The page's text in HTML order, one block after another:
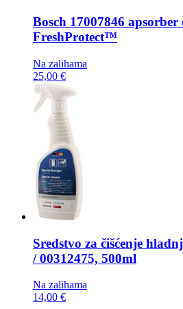
Bosch 17007846 apsorber
FreshProtect™
Na zalihama
25,00 €
Sredstvo za čišćenje
/ 00312475, 500ml
Na zalihama
14,00 €